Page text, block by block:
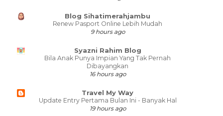
Blog Sihatimerahjambu
Renew Pasport Online Lebih Mudah
9 hours ago
Syazni Rahim Blog
Bila Anak Punya Impian Yang Tak Pernah
Dibayangkan
16 hours ago
Travel My Way
Update Entry Pertama Bulan Ini - Banyak Hal
19 hours ago